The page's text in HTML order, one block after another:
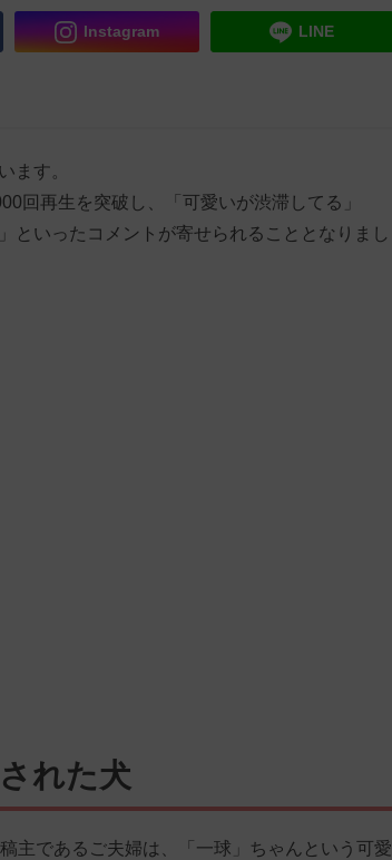
Instagram LINE
ます。
回再生を突破し、「可愛いが渋滞してる」
といったコメントが寄せられることとなりまし
れた犬
主であるご夫婦は、「一球」ちゃんという可愛